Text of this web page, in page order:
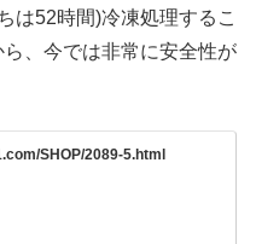
は52時間)冷凍処理するこ
、今では非常に安全性が
SHOP/2089-5.html